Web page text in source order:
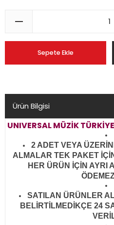
Sepete Ekle
Ürün Bilgisi
UNIVERSAL MÜZİK
2 ADET VEYA
ALMALAR TEK PAKET
HER ÜRÜN İÇİN AYRI
SATILAN ÜRÜNLER
BELİRTİLMEDİKÇE 24